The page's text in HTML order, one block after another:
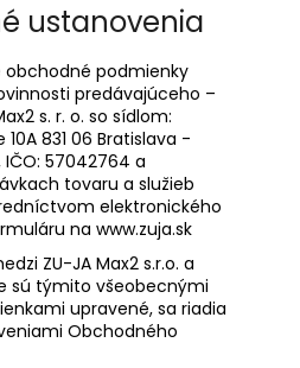
ustanovenia
obchodné podmienky
predávajúceho –
s. r. o. so sídlom:
831 06 Bratislava -
57042764 a
tovaru a služieb
elektronického
na www.zuja.sk
ZU-JA Max2 s.r.o. a
sú týmito všeobecnými
upravené, sa riadia
Obchodného